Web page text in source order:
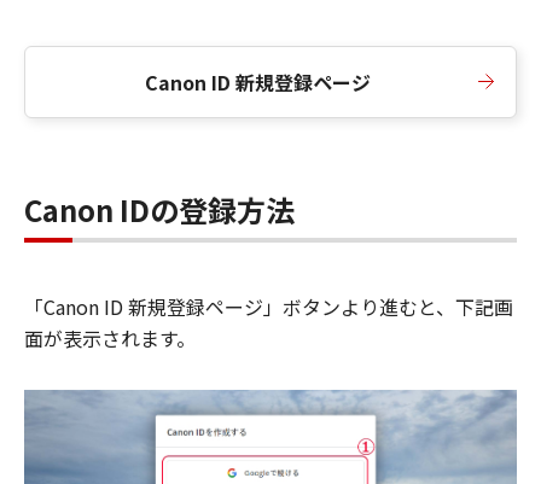
Canon ID 新規登録ページ
Canon IDの登録方法
「Canon ID 新規登録ページ」ボタンより進むと、下記画
面が表示されます。